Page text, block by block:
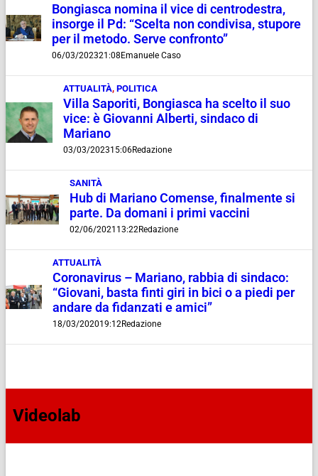
Bongiasca nomina il vice di centrodestra,
insorge il Pd: “Scelta non condivisa, stupore
per il metodo. Serve confronto”
06/03/202321:08Emanuele Caso
ATTUALITÀ, POLITICA
Villa Saporiti, Bongiasca ha scelto il suo
vice: è Giovanni Alberti, sindaco di
Mariano
03/03/202315:06Redazione
SANITÀ
Hub di Mariano Comense, finalmente si
parte. Da domani i primi vaccini
02/06/2021 13:22Redazione
ATTUALITÀ
Coronavirus – Mariano, rabbia di sindaco:
“Giovani, basta finti giri in bici o a piedi per
andare da fidanzati e amici”
18/03/202019:12Redazione
Videolab